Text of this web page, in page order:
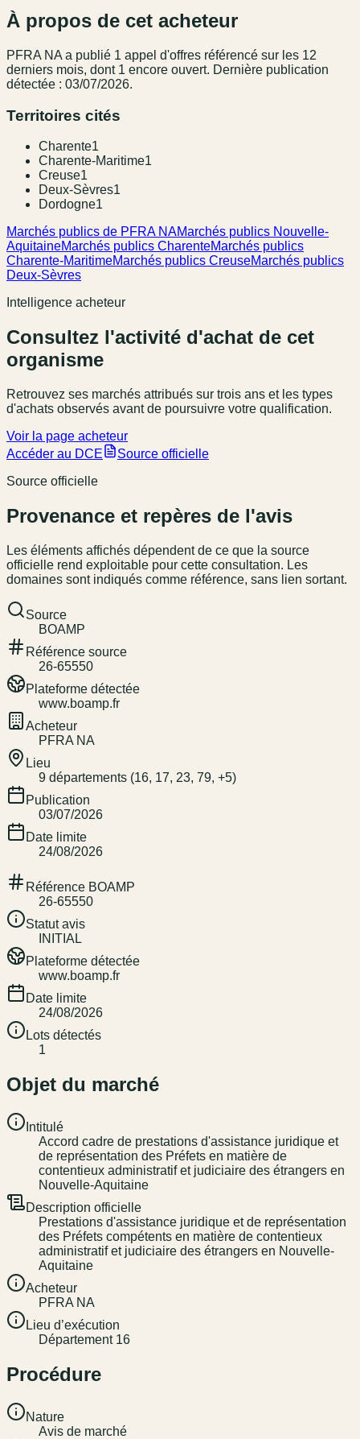
À propos de cet acheteur
PFRA NA a publié 1 appel d'offres référencé sur les 12
derniers mois, dont 1 encore ouvert. Dernière publication
détectée : 03/07/2026.
Territoires cités
Charente1
Charente-Maritime1
Creuse1
Deux-Sèvres1
Dordogne1
Marchés publics de PFRA NAMarchés publics Nouvelle-
AquitaineMarchés publics CharenteMarchés publics
Charente-MaritimeMarchés publics CreuseMarchés publics
Deux-Sèvres
Intelligence acheteur
Consultez l'activité d'achat de cet
organisme
Retrouvez ses marchés attribués sur trois ans et les types
d'achats observés avant de poursuivre votre qualification.
Voir la page acheteur
Accéder au DCE
Source officielle
Source officielle
Provenance et repères de l'avis
Les éléments affichés dépendent de ce que la source
officielle rend exploitable pour cette consultation. Les
domaines sont indiqués comme référence, sans lien sortant.
Source
BOAMP
Référence source
26-65550
Plateforme détectée
www.boamp.fr
Acheteur
PFRA NA
Lieu
9 départements (16, 17, 23, 79, +5)
Publication
03/07/2026
Date limite
24/08/2026
Référence BOAMP
26-65550
Statut avis
INITIAL
Plateforme détectée
www.boamp.fr
Date limite
24/08/2026
Lots détectés
1
Objet du marché
Intitulé
Accord cadre de prestations d'assistance juridique et
de représentation des Préfets en matière de
contentieux administratif et judiciaire des étrangers en
Nouvelle-Aquitaine
Description officielle
Prestations d'assistance juridique et de représentation
des Préfets compétents en matière de contentieux
administratif et judiciaire des étrangers en Nouvelle-
Aquitaine
Acheteur
PFRA NA
Lieu d’exécution
Département 16
Procédure
Nature
Avis de marché